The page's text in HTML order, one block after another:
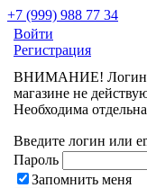
+7 (999) 988 77 34
Войти
Регистрация
ВНИМАНИЕ! Логин
магазине не
Необходима
Введите логин или
Пароль
Запомнить меня